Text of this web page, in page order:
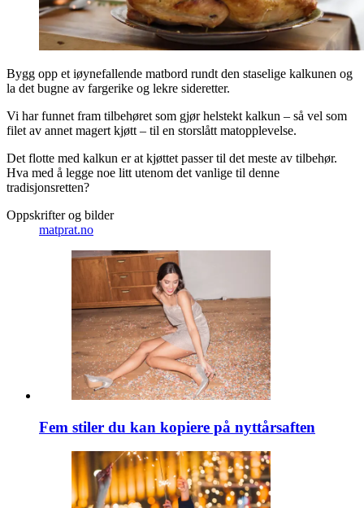
Bygg opp et iøynefallende matbord rundt den staselige kalkunen og
la det bugne av fargerike og lekre sideretter.
Vi har funnet fram tilbehøret som gjør helstekt kalkun – så vel som
filet av annet magert kjøtt – til en storslått matopplevelse.
Det flotte med kalkun er at kjøttet passer til det meste av tilbehør.
Hva med å legge noe litt utenom det vanlige til denne
tradisjonsretten?
Oppskrifter og bilder
matprat.no
Fem stiler du kan kopiere på nyttårsaften